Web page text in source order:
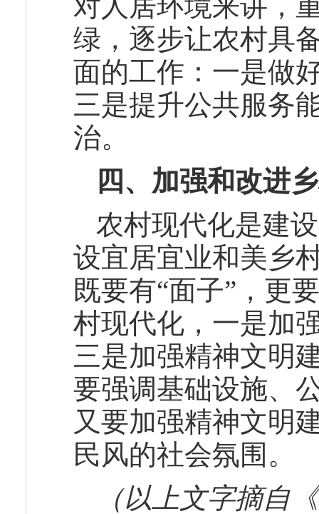
绿，逐步让农村具
面的工作：一是做
三是提升公共服务
治。
四、加强和改进
农村现代化是建
设宜居宜业和美乡
既要有“面子”，更
村现代化，一是加
三是加强精神文明
要强调基础设施、
又要加强精神文明
民风的社会氛围。
（以上文字摘自